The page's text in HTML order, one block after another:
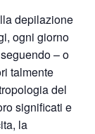
depilazione
ogni giorno
seguendo – o
talmente
del
significati e
la